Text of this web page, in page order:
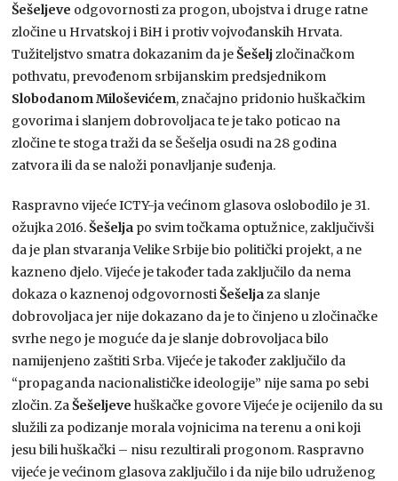
Šešeljeve odgovornosti za progon, ubojstva i druge ratne
zločine u Hrvatskoj i BiH i protiv vojvođanskih Hrvata.
Tužiteljstvo smatra dokazanim da jeŠešeljzločinačkom
pothvatu, prevođenom srbijanskim predsjednikom
Slobodanom Miloševićem, značajno pridonio huškačkim
govorima i slanjem dobrovoljaca te je tako poticao na
zločine te stoga traži da se Šešelja osudi na 28 godina
zatvora ili da se naloži ponavljanje suđenja.
Raspravno vijeće ICTY-ja većinom glasova oslobodilo je 31.
ožujka 2016.Šešelja po svim točkama optužnice, zaključivši
da je plan stvaranja Velike Srbije bio politički projekt, a ne
kazneno djelo. Vijeće je također tada zaključilo da nema
dokaza o kaznenoj odgovornostiŠešeljaza slanje
dobrovoljaca jer nije dokazano da je to činjeno u zločinačke
svrhe nego je moguće da je slanje dobrovoljaca bilo
namijenjeno zaštiti Srba. Vijeće je također zaključilo da
“propaganda nacionalističke ideologije” nije sama po sebi
zločin. ZaŠešeljeve huškačke govore Vijeće je ocijenilo da su
služili za podizanje morala vojnicima na terenu a oni koji
jesu bili huškački – nisu rezultirali progonom. Raspravno
vijeće je većinom glasova zaključilo i da nije bilo udruženog